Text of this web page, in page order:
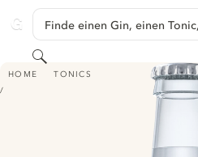
GINVENTORY
Finde einen Gin, einen Tonic, …
Suchen
HOME TONICS
SCANDINAVIAN TONIC SESSIONS